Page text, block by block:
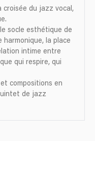
croisée du jazz vocal,
socle esthétique de
la place
intime entre
qui respire, qui
compositions en
de jazz